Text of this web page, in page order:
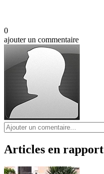
0
ajouter un commentaire
Articles en rapport